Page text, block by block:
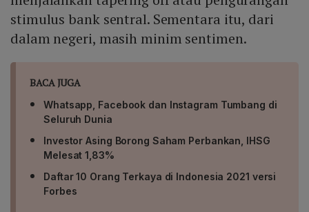
stimulus bank sentral. Sementara itu, dari
dalam negeri, masih minim sentimen.
BACA JUGA
Whatsapp, Facebook dan Instagram Tumbang di
Seluruh Dunia
Investor Asing Borong Saham Perbankan, IHSG
Melesat 1,83%
Daftar 10 Orang Terkaya di Indonesia 2021 versi
Forbes